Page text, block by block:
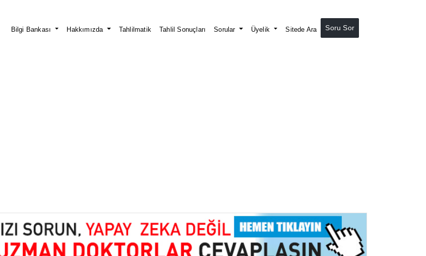
Bilgi Bankası Hakkımızda Tahlilmatik Tahlil Sonuçları Sorular Üyelik Sitede Ara Soru Sor